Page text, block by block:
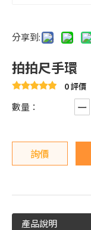
分享到:
拍拍尺手環
0 評價
數量：
詢價
產品說明